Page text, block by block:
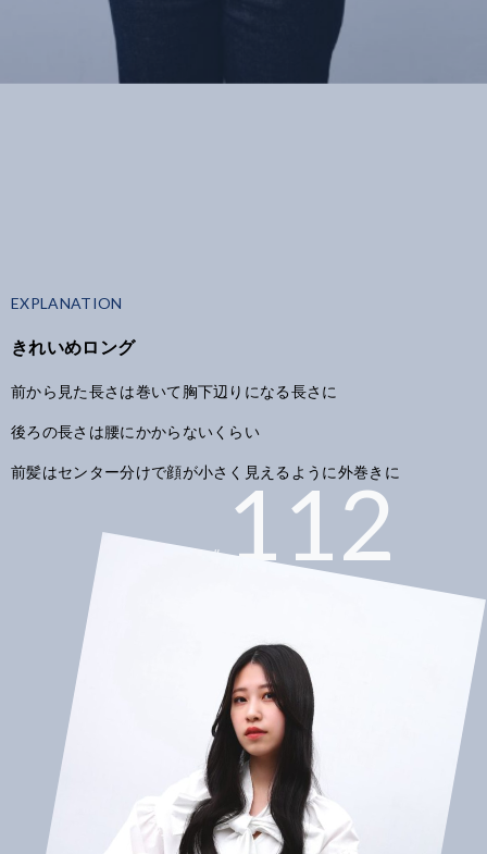
# 112
EXPLANATION
きれいめロング
前から見た長さは巻いて胸下辺りになる長さに
後ろの長さは腰にかからないくらい
前髪はセンター分けで顔が小さく見えるように外巻きに